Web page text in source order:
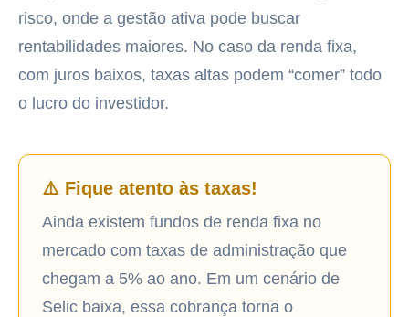
risco, onde a gestão ativa pode buscar
rentabilidades maiores. No caso da renda fixa,
com juros baixos, taxas altas podem “comer” todo
o lucro do investidor.
⚠️ Fique atento às taxas!
Ainda existem fundos de renda fixa no
mercado com taxas de administração que
chegam a 5% ao ano. Em um cenário de
Selic baixa, essa cobrança torna o